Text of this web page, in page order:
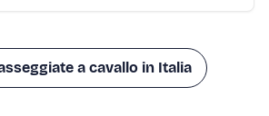
a cavallo in Italia